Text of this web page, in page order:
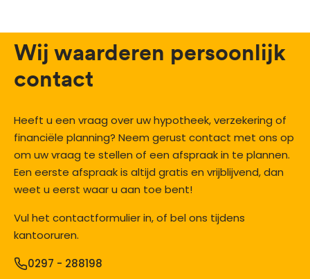
Wij waarderen persoonlijk
contact
Heeft u een vraag over uw hypotheek, verzekering of
financiële planning? Neem gerust contact met ons op
om uw vraag te stellen of een afspraak in te plannen.
Een eerste afspraak is altijd gratis en vrijblijvend, dan
weet u eerst waar u aan toe bent!
Vul het contactformulier in, of bel ons tijdens
kantooruren.
0297 - 288198